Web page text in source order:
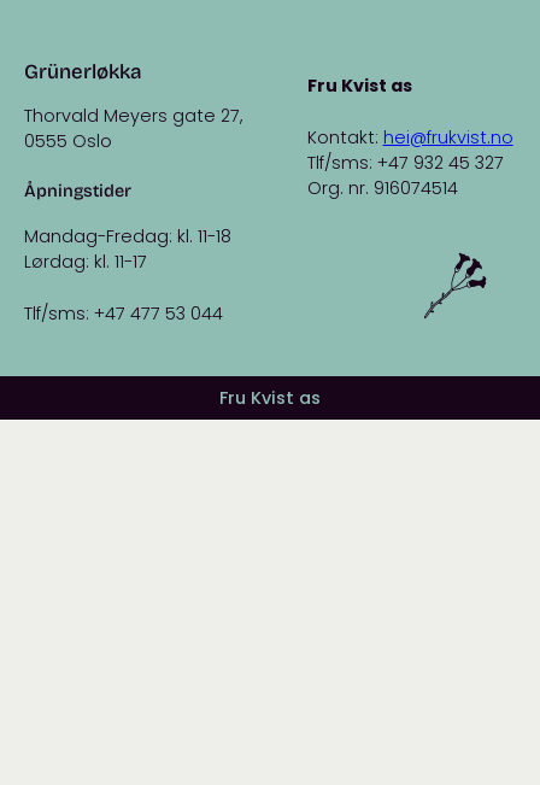
Grünerløkka
Thorvald Meyers gate 27,
0555 Oslo
Åpningstider
Mandag-Fredag: kl. 11-18
Lørdag: kl. 11-17
Tlf/sms: +47 477 53 044
Fru Kvist as
Kontakt: hei@frukvist.no
Tlf/sms: +47 932 45 327
Org. nr. 916074514
Fru Kvist as